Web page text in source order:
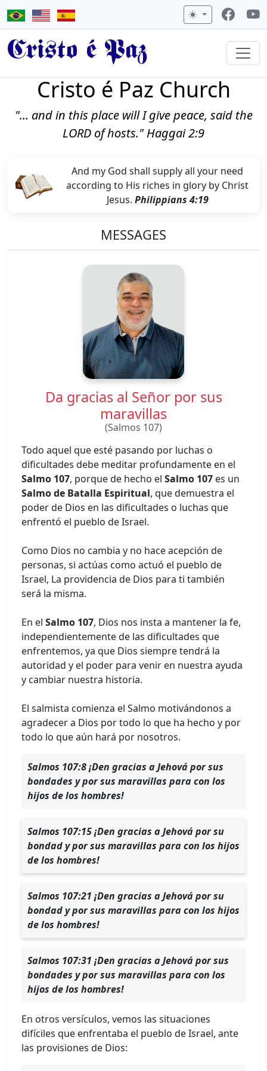
Cristo é Paz
Cristo é Paz Church
"... and in this place will I give peace, said the
LORD of hosts." Haggai 2:9
And my God shall supply all your need
according to His riches in glory by Christ
Jesus. Philippians 4:19
MESSAGES
Da gracias al Señor por sus
maravillas
(Salmos 107)
Todo aquel que esté pasando por luchas o
dificultades debe meditar profundamente en el
Salmo 107, porque de hecho el Salmo 107 es un
Salmo de Batalla Espiritual, que demuestra el
poder de Dios en las dificultades o luchas que
enfrentó el pueblo de Israel.
Como Dios no cambia y no hace acepción de
personas, si actúas como actuó el pueblo de
Israel, La providencia de Dios para ti también
será la misma.
En el Salmo 107, Dios nos insta a mantener la fe,
independientemente de las dificultades que
enfrentemos, ya que Dios siempre tendrá la
autoridad y el poder para venir en nuestra ayuda
y cambiar nuestra historia.
El salmista comienza el Salmo motivándonos a
agradecer a Dios por todo lo que ha hecho y por
todo lo que aún hará por nosotros.
Salmos 107:8 ¡Den gracias a Jehová por sus
bondades y por sus maravillas para con los
hijos de los hombres!
Salmos 107:15 ¡Den gracias a Jehová por su
bondad y por sus maravillas para con los hijos
de los hombres!
Salmos 107:21 ¡Den gracias a Jehová por su
bondad y por sus maravillas para con los hijos
de los hombres!
Salmos 107:31 ¡Den gracias a Jehová por sus
bondades y por sus maravillas para con los
hijos de los hombres!
En otros versículos, vemos las situaciones
difíciles que enfrentaba el pueblo de Israel, ante
las provisiones de Dios: